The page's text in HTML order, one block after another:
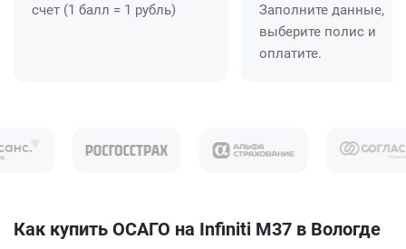
счет (1 балл = 1 рубль)
Заполните данные,
выберите полис и
оплатите.
Как купить ОСАГО на Infiniti M37 в Вологде